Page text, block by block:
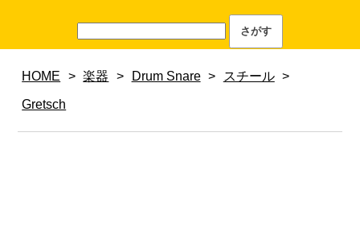
HOME > 楽器 > Drum Snare > スチール >
Gretsch